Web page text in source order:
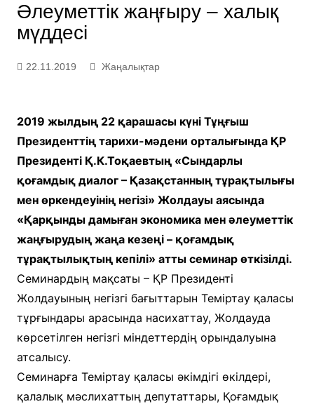
Әлеуметтік жаңғыру – халық
мүддесі
22.11.2019 Жаңалықтар
2019 жылдың 22 қарашасы күні Тұңғыш
Президенттің тарихи-мәдени орталығында ҚР
Президенті Қ.К.Тоқаевтың «Сындарлы
қоғамдық диалог – Қазақстанның тұрақтылығы
мен өркендеуінің негізі» Жолдауы аясында
«Қарқынды дамыған экономика мен әлеуметтік
жаңғырудың жаңа кезеңі – қоғамдық
тұрақтылықтың кепілі» атты семинар өткізілді.
Семинардың мақсаты – ҚР Президенті
Жолдауының негізгі бағыттарын Теміртау қаласы
тұрғындары арасында насихаттау, Жолдауда
көрсетілген негізгі міндеттердің орындалуына
атсалысу.
Семинарға Теміртау қаласы әкімдігі өкілдері,
қалалық мәслихаттың депутаттары, Қоғамдық